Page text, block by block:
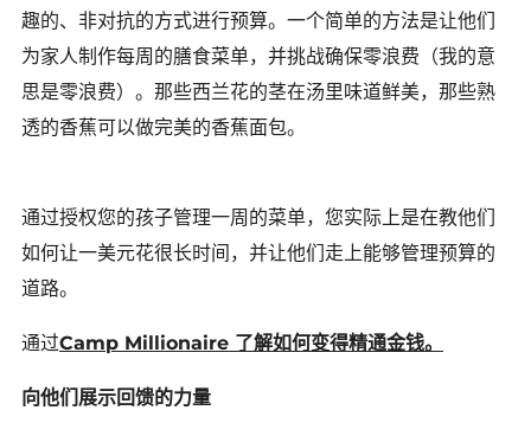
趣的、非对抗的方式进行预算。一个简单的方法是让他们
为家人制作每周的膳食菜单，并挑战确保零浪费（我的意
思是零浪费）。那些西兰花的茎在汤里味道鲜美，那些熟
透的香蕉可以做完美的香蕉面包。
通过授权您的孩子管理一周的菜单，您实际上是在教他们
如何让一美元花很长时间，并让他们走上能够管理预算的
道路。
通过Camp Millionaire 了解如何变得精通金钱。
向他们展示回馈的力量